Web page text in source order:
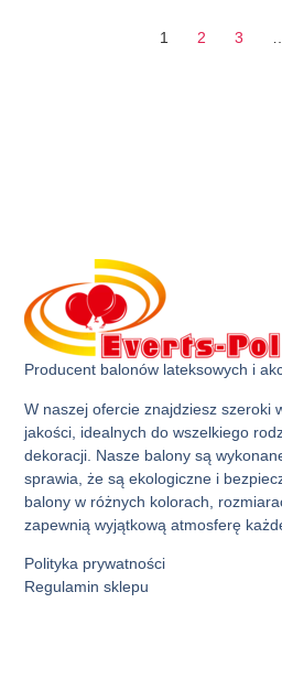
1 2 3
Producent balonów lateksowych i
W naszej ofercie znajdziesz szeroki
jakości, idealnych do wszelkiego
dekoracji. Nasze balony są
sprawia, że są ekologiczne i
balony w różnych kolorach,
zapewnią wyjątkową atmosferę
Polityka prywatności
Regulamin sklepu